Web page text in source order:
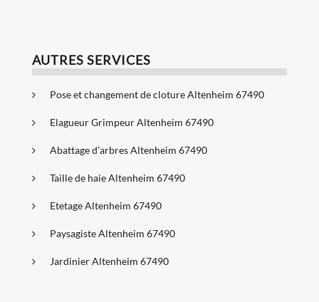
AUTRES SERVICES
Pose et changement de cloture Altenheim 67490
Elagueur Grimpeur Altenheim 67490
Abattage d'arbres Altenheim 67490
Taille de haie Altenheim 67490
Etetage Altenheim 67490
Paysagiste Altenheim 67490
Jardinier Altenheim 67490